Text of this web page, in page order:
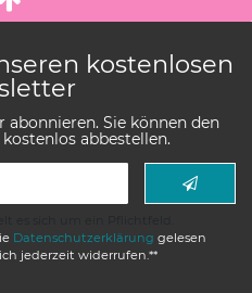
kostenlosen
Sie können den
abbestellen.
Daten­schutz­erklärung gelesen
jederzeit widerrufen.**